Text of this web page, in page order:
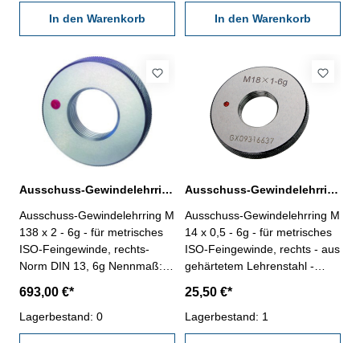
In den Warenkorb In den Warenkorb
Ausschuss-Gewindelehrring M 138 x 2 - 6g DIN 13
Ausschuss-Gewindelehrring M
138 x 2 - 6g - für metrisches
ISO-Feingewinde, rechts-
Norm DIN 13, 6g Nennmaß: M
693,00 €*
Lagerbestand: 0
Ausschuss-Gewindelehrring M 14 x 0,5 - 6g DIN 13
Ausschuss-Gewindelehrring M
14 x 0,5 - 6g - für metrisches
ISO-Feingewinde, rechts - aus
gehärtetem Lehrenstahl -
14 x 0,5
25,50 €*
Lagerbestand: 1